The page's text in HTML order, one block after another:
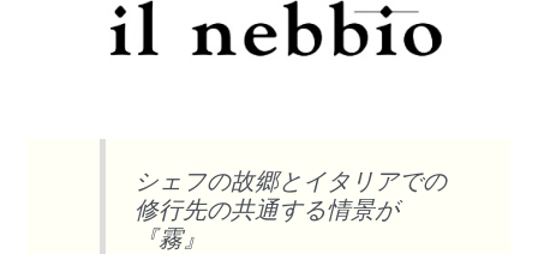
シェフの故郷とイタリアでの
修行先の共通する情景が
『霧』